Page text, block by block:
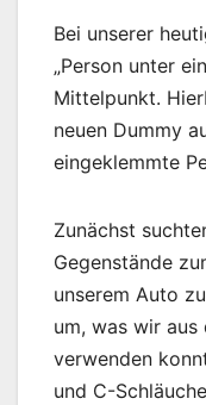
Bei unserer
„Person unter
Mittelpunkt.
neuen Dummy
eingeklemmte
Zunächst
Gegenstände
unserem Auto
um, was wir
verwenden
und C-